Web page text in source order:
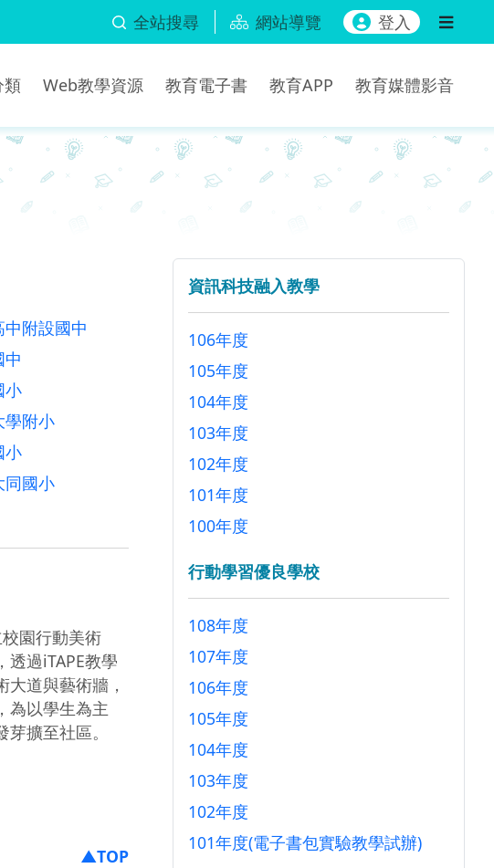
全站搜尋 網站導覽 登入
類 Web教學資源 教育電子書 教育APP 教育媒體影音
附設國中
小
學附小
小
同國小
園行動美術
過iTAPE教學
道與藝術牆，
為以學生為主
擴至社區。
▲TOP
資訊科技融入教學
106年度
105年度
104年度
103年度
102年度
101年度
100年度
行動學習優良學校
108年度
107年度
106年度
105年度
104年度
103年度
102年度
101年度(電子書包實驗教學試辦)